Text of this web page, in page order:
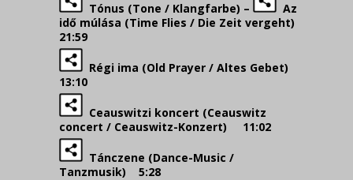
Tónus (Tone / Klangfarbe) –
Az
idő múlása (Time Flies / Die Zeit vergeht)
21:59
Régi ima (Old Prayer / Altes Gebet)
13:10
Ceauswitzi koncert (Ceauswitz
concert / Ceauswitz-Konzert) 11:02
Tánczene (Dance-Music /
Tanzmusik) 5:28